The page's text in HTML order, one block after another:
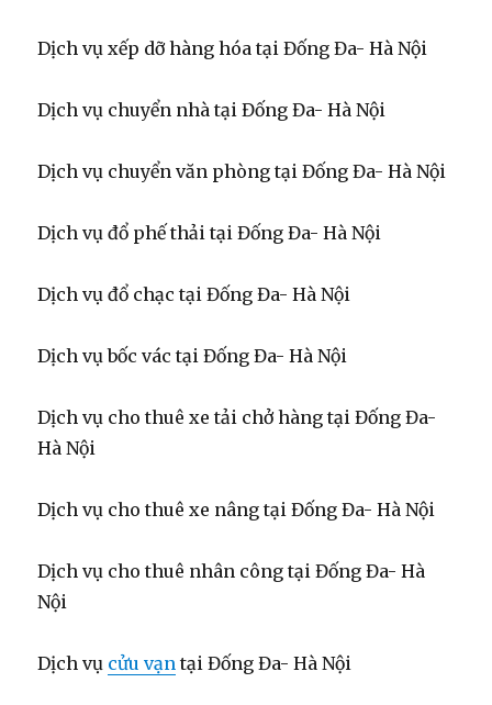
Dịch vụ xếp dỡ hàng hóa tại Đống Đa- Hà Nội
Dịch vụ chuyển nhà tại Đống Đa- Hà Nội
Dịch vụ chuyển văn phòng tại Đống Đa- Hà Nội
Dịch vụ đổ phế thải tại Đống Đa- Hà Nội
Dịch vụ đổ chạc tại Đống Đa- Hà Nội
Dịch vụ bốc vác tại Đống Đa- Hà Nội
Dịch vụ cho thuê xe tải chở hàng tại Đống Đa-
Hà Nội
Dịch vụ cho thuê xe nâng tại Đống Đa- Hà Nội
Dịch vụ cho thuê nhân công tại Đống Đa- Hà
Nội
Dịch vụ cửu vạn tại Đống Đa- Hà Nội